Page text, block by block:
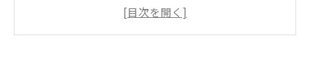
新鮮な地元食材：有機野菜宅配がつなぐ農家と